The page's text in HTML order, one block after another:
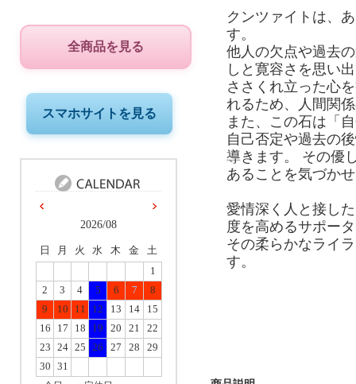
クンツァイトは、
す。
他人の欠点や過去
しと寛容さを思い
ささくれ立った心
れるため、人間関
また、この石は「
自己否定や過去の
導きます。 その優
あることを気づか
愛情深く人と接し
度を高めるサポー
その柔らかなライ
す。
全商品を見る
スマホサイトを見る
2026/08
日 月 火 水 木 金
土
1
2
3 4 5 6 7
8
9
10 11 12 13 14
15
16
17 18 19 20 21
22
23
24 25 26 27 28
29
30
31